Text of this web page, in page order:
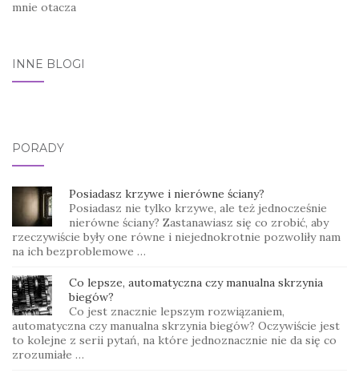
mnie otacza
INNE BLOGI
PORADY
Posiadasz krzywe i nierówne ściany?
Posiadasz nie tylko krzywe, ale też jednocześnie
nierówne ściany? Zastanawiasz się co zrobić, aby
rzeczywiście były one równe i niejednokrotnie pozwoliły nam
na ich bezproblemowe …
Co lepsze, automatyczna czy manualna skrzynia
biegów?
Co jest znacznie lepszym rozwiązaniem,
automatyczna czy manualna skrzynia biegów? Oczywiście jest
to kolejne z serii pytań, na które jednoznacznie nie da się co
zrozumiałe …